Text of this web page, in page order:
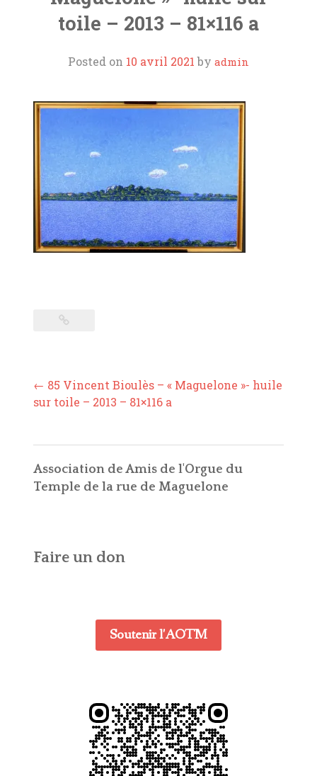
toile – 2013 – 81×116 a
Posted on 10 avril 2021 by admin
Post
navigation
← 85 Vincent Bioulès – « Maguelone »- huile
sur toile – 2013 – 81×116 a
Association de Amis de l'Orgue du
Temple de la rue de Maguelone
Faire un don
Soutenir l'AOTM